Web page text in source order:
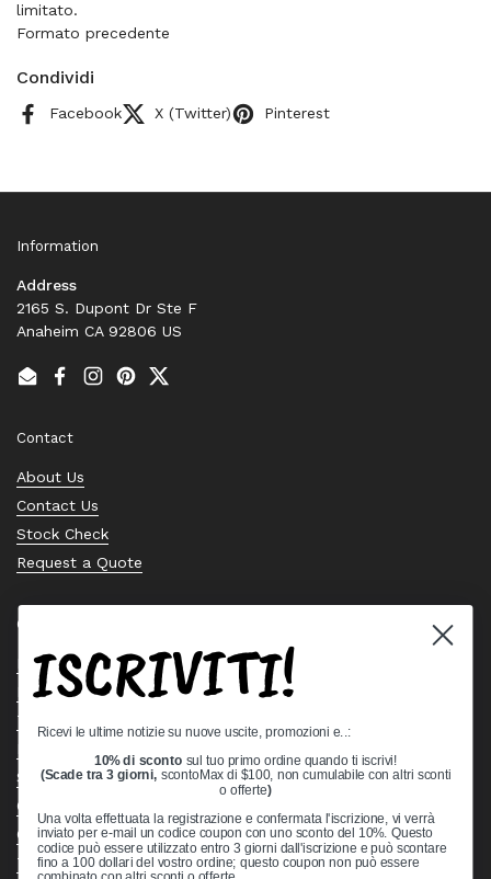
limitato.
Formato precedente
Condividi
Facebook X (Twitter) Pinterest
Information
Address
2165 S. Dupont Dr Ste F
Anaheim CA 92806 US
EmailFacebook
Instagram
PinterestTwitter
Contact
About Us
Contact Us
Stock Check
Request a Quote
Quick links
Bearing Knowledge Center
Privacy Policy
Terms & Conditions
Shipping Policy
Open Cookie Banner
Comprehensive Guide to Ball Bearings
Track your Order
ISCRIVITI!
Ricevi le ultime notizie su nuove uscite, promozioni e..:
10% di sconto sul tuo primo ordine quando ti iscrivi!
(Scade tra 3 giorni, scontoMax di $100, non cumulabile con altri sconti
o offerte)
Una volta effettuata la registrazione e confermata l'iscrizione, vi verrà
inviato per e-mail un codice coupon con uno sconto del 10%. Questo
codice può essere utilizzato entro 3 giorni dall'iscrizione e può scontare
fino a 100 dollari del vostro ordine; questo coupon non può essere